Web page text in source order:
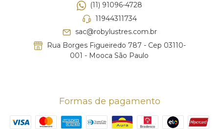
(11) 91096-4728
11944311734
sac@robylustres.com.br
Rua Borges Figueiredo 787 - Cep 03110-
001 - Mooca São Paulo
Formas de pagamento